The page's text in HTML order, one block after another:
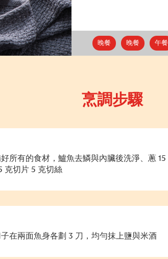
晚餐 晚餐 午餐
烹調步驟
好所有的食材，鱸魚去鱗與內臟後洗淨、蔥 15
克切片 5 克切絲
在兩面魚身各劃 3 刀，均勻抹上鹽與米酒